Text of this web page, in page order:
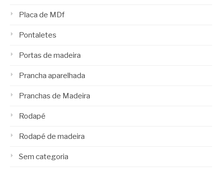
Placa de MDf
Pontaletes
Portas de madeira
Prancha aparelhada
Pranchas de Madeira
Rodapé
Rodapé de madeira
Sem categoria